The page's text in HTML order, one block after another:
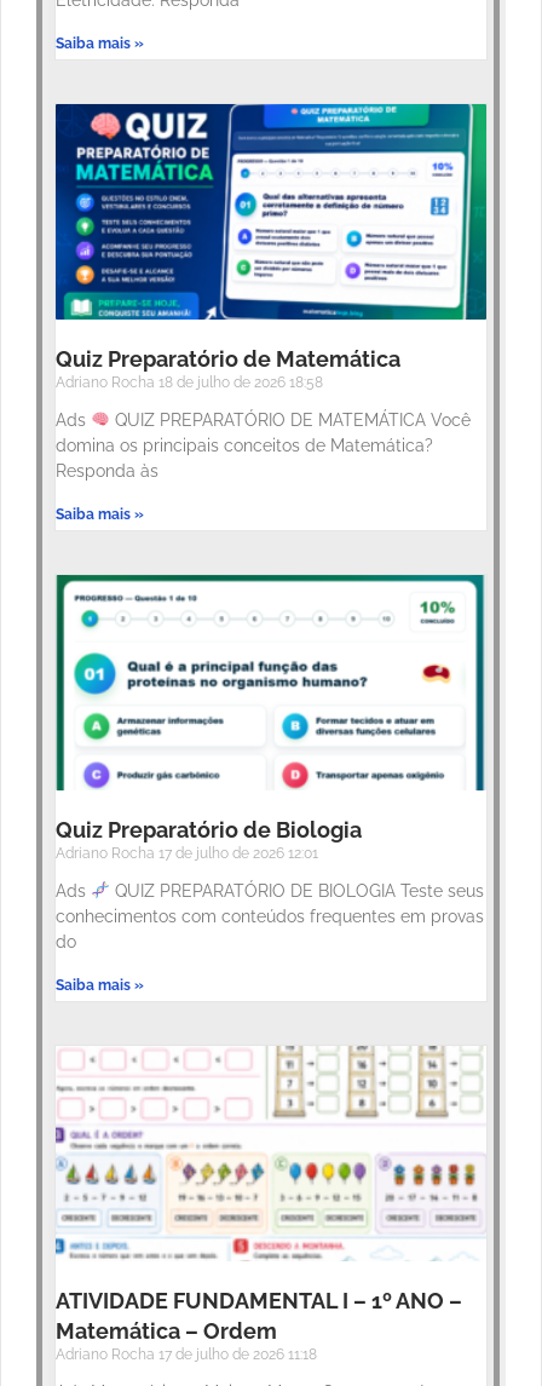
Saiba mais »
Quiz Preparatório de Matemática
Adriano Rocha 18 de julho de 2026 18:58
Ads
QUIZ PREPARATÓRIO DE MATEMÁTICA Você
domina os principais conceitos de Matemática?
Responda às
Saiba mais »
Quiz Preparatório de Biologia
Adriano Rocha 17 de julho de 2026 12:01
Ads
QUIZ PREPARATÓRIO DE BIOLOGIA Teste seus
conhecimentos com conteúdos frequentes em provas
do
Saiba mais »
ATIVIDADE FUNDAMENTAL I – 1º ANO –
Matemática – Ordem
Adriano Rocha 17 de julho de 2026 11:18